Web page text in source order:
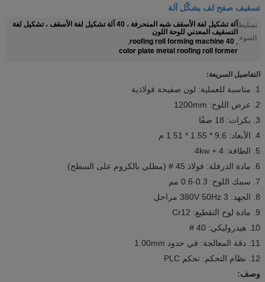
تسقيف صفح لف يشكّل آلة
تسليط
الضوء:
آلة تشكيل لفة الأسقف شبه المنحرفة ، 40 آلة تشكيل لفة الأسقف ، تشكيل لفة
التسقيف المعدني للوحة اللون
,
40 roofing roll forming machine
,
color plate metal roofing roll former
التفاصيل السريعة:
1. مناسبة للعملية: لون صفيحة فولاذية
2. عرض اللوح: 1200mm
3. بكرات: 18 صفًا
4. الأبعاد: 9.6 * 1.55 * 1.51 م
5. الطاقة: 4 + 4kw
6. مادة الدرفلة: فولاذ 45 # (مطلي بالكروم على السطح)
7. سمك اللوح: 0.3-0.6 مم
8. الجهد: 380V 50Hz 3 مراحل
9. مادة لوح التقطيع: Cr12
10. هيدروليكي: 40 #
11. دقة المعالجة: في حدود 1.00mm
12. نظام التحكم: تحكم PLC
وصف: